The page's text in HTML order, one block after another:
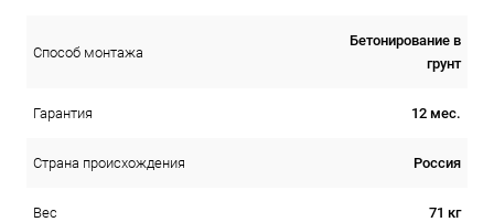
Способ монтажа
Бетонирование в
грунт
Гарантия 12 мес.
Страна происхождения Россия
Вес 71 кг